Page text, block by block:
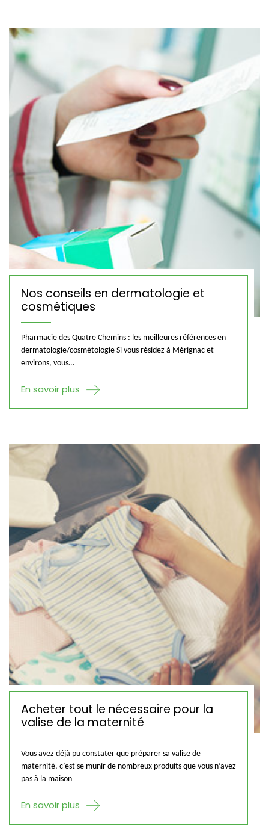
Nos conseils en dermatologie et
cosmétiques
Pharmacie des Quatre Chemins : les meilleures références en
dermatologie/cosmétologie Si vous résidez à Mérignac et
environs, vous…
En savoir plus
Acheter tout le nécessaire pour la
valise de la maternité
Vous avez déjà pu constater que préparer sa valise de
maternité, c’est se munir de nombreux produits que vous n’avez
pas à la maison
En savoir plus